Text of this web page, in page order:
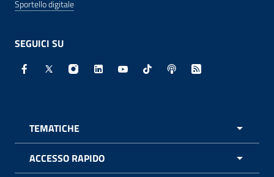
Sportello digitale
SEGUICI SU
Facebook - Sito esterno - Apertura in nuova finestra
X - Sito esterno - Apertura in nuova finestra
Instagram - Sito esterno - Apertura in
Linkedin - Sito esterno - Apertura in
Youtube - Sito esterno -
TikTok - Sito esterno -
Spreaker - Sito
Feed RSS -
TEMATICHE
ACCESSO RAPIDO